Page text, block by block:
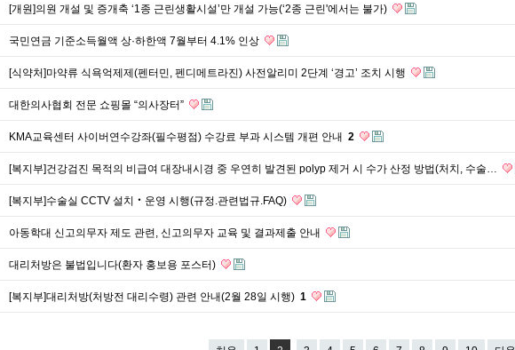
[개원]의원 개설 및 증개축 ‘1종 근린생활시설’만 개설 가능(‘2종 근린'에서는 불가)
국민연금 기준소득월액 상·하한액 7월부터 4.1% 인상
[식약처]마약류 식욕억제제(펜터민, 펜디메트라진) 사전알리미 2단계 ‘경고’ 조치 시행
대한의사협회 전문 쇼핑몰 “의사장터”
KMA교육센터 사이버연수강좌(필수평점) 수강료 부과 시스템 개편 안내 2
[복지부]건강검진 목적의 비급여 대장내시경 중 우연히 발견된 polyp 제거 시 수가 산정 방법(처치, 수술…
[복지부]수술실 CCTV 설치‧운영 시행(규정.관련법규.FAQ)
아동학대 신고의무자 제도 관련, 신고의무자 교육 및 결과제출 안내
대리처방은 불법입니다(환자 홍보용 포스터)
[복지부]대리처방(처방전 대리수령) 관련 안내(2월 28일 시행) 1